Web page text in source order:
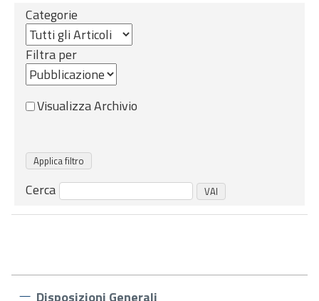
Categorie
Filtra per
Visualizza Archivio
Cerca
Disposizioni Generali